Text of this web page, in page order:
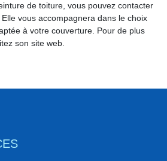
de toiture, vous pouvez contacter
vous accompagnera dans le choix
à votre couverture. Pour de plus
son site web.